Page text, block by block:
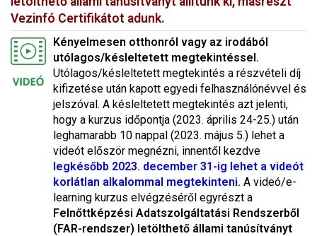
Vezinfó Certifikátot adunk.
Kényelmesen otthonról vagy az irodából
utólagos/késleltetett megtekintéssel.
Utólagos/késleltetett megtekintés a részvételi díj
kifizetése után kapott egyedi felhasználónévvel és
jelszóval. A késleltetett megtekintés azt jelenti,
hogy a kurzus időpontja (2023. április 24-25.) után
leghamarabb 10 nappal (2023. május 5.) lehet a
videót először megnézni, innentől kezdve
legkésőbb 2023. december 31-ig lehet a videót
korlátlan alkalommal megtekinteni. A videó/e-
learning kurzus elvégzéséről egyrészt a
Felnőttképzési Adatszolgáltatási Rendszerből
(FAR-rendszer) letölthető állami tanúsítványt